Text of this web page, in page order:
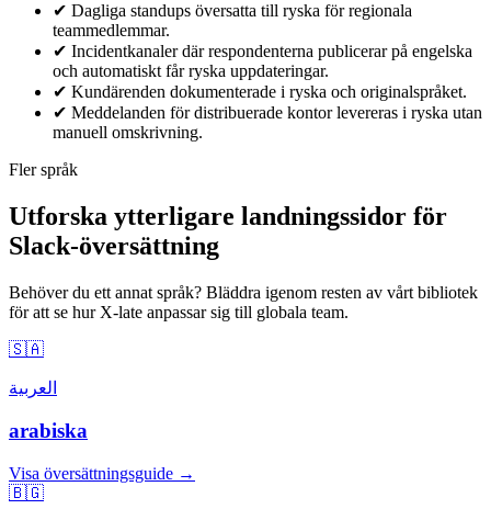
✔ Dagliga standups översatta till ryska för regionala
teammedlemmar.
✔ Incidentkanaler där respondenterna publicerar på engelska
och automatiskt får ryska uppdateringar.
✔ Kundärenden dokumenterade i ryska och originalspråket.
✔ Meddelanden för distribuerade kontor levereras i ryska utan
manuell omskrivning.
Fler språk
Utforska ytterligare landningssidor för
Slack-översättning
Behöver du ett annat språk? Bläddra igenom resten av vårt bibliotek
för att se hur X-late anpassar sig till globala team.
🇸🇦
العربية
arabiska
Visa översättningsguide →
🇧🇬